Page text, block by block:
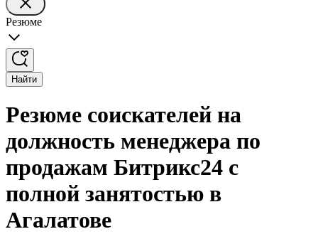
Резюме
Найти
Резюме соискателей на
должность менеджера по
продажам Битрикс24 с
полной занятостью в
Агалатове